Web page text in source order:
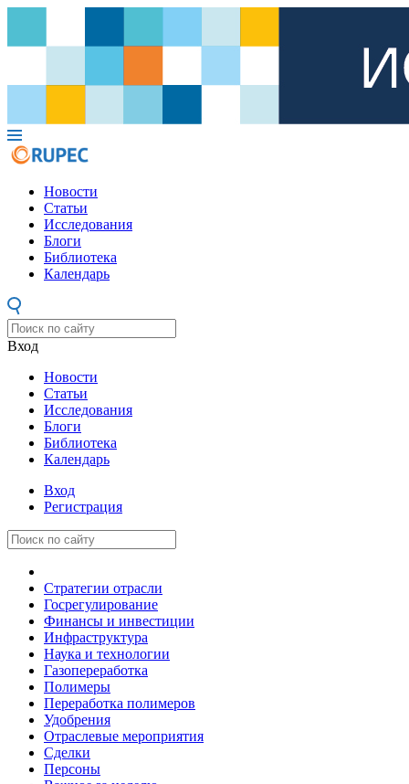
Новости
Статьи
Исследования
Блоги
Библиотека
Календарь
Вход
Новости
Статьи
Исследования
Блоги
Библиотека
Календарь
Вход
Регистрация
Стратегии отрасли
Госрегулирование
Финансы и инвестиции
Инфраструктура
Наука и технологии
Газопереработка
Полимеры
Переработка полимеров
Удобрения
Отраслевые мероприятия
Сделки
Персоны